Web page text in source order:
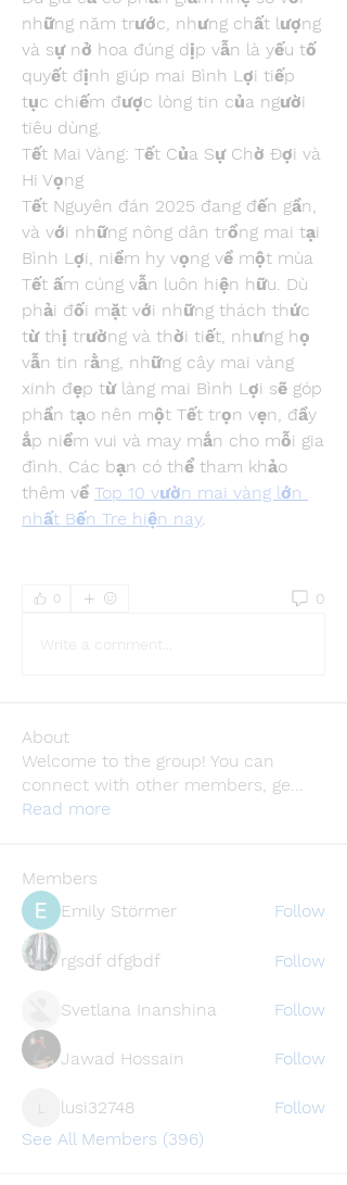
những năm trước, nhưng chất lượng
và sự nở hoa đúng dịp vẫn là yếu tố
quyết định giúp mai Bình Lợi tiếp
tục chiếm được lòng tin của người
tiêu dùng.
Tết Mai Vàng: Tết Của Sự Chờ Đợi và
Hi Vọng
Tết Nguyên đán 2025 đang đến gần,
và với những nông dân trồng mai tại
Bình Lợi, niềm hy vọng về một mùa
Tết ấm cúng vẫn luôn hiện hữu. Dù
phải đối mặt với những thách thức
từ thị trường và thời tiết, nhưng họ
vẫn tin rằng, những cây mai vàng
xinh đẹp từ làng mai Bình Lợi sẽ góp
phần tạo nên một Tết trọn vẹn, đầy
ắp niềm vui và may mắn cho mỗi gia
đình. Các bạn có thể tham khảo
thêm về Top 10 vườn mai vàng lớn
nhất Bến Tre hiện nay.
0 0
Write a comment...
About
Welcome to the group! You can
connect with other members, ge...
Read more
Members
Emily Störmer
Follow
rgsdf dfgbdf Follow
Svetlana Inanshina Follow
Jawad Hossain Follow
lusi32748
lusi32748
Follow
See All Members (396)